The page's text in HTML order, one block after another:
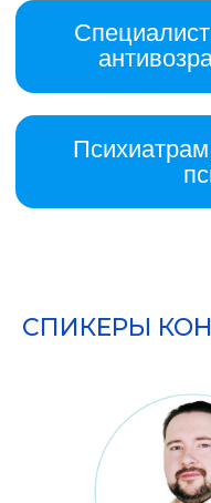
СПИКЕРЫ